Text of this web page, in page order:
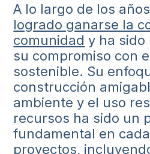
A lo largo de los
logrado ganarse la
comunidad y ha sido
su compromiso con
sostenible. Su
construcción
ambiente y el uso
recursos ha sido un
fundamental en
proyectos,